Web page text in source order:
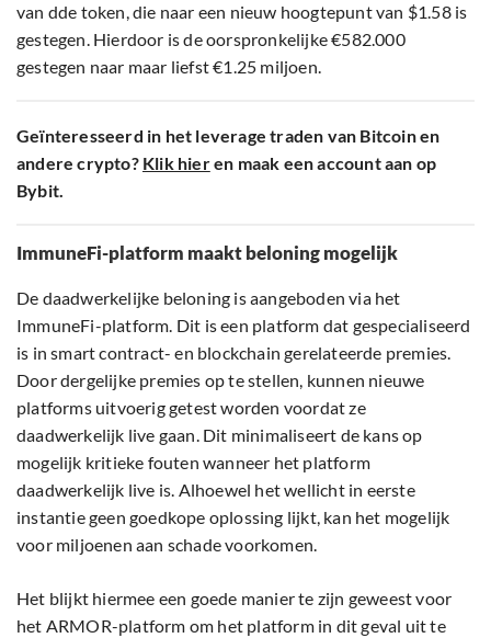
van dde token, die naar een nieuw hoogtepunt van $1.58 is
gestegen. Hierdoor is de oorspronkelijke €582.000
gestegen naar maar liefst €1.25 miljoen.
Geïnteresseerd in het leverage traden van Bitcoin en
andere crypto? Klik hieren maak een account aan op
Bybit.
ImmuneFi-platform maakt beloning mogelijk
De daadwerkelijke beloning is aangeboden via het
ImmuneFi-platform. Dit is een platform dat gespecialiseerd
is in smart contract- en blockchain gerelateerde premies.
Door dergelijke premies op te stellen, kunnen nieuwe
platforms uitvoerig getest worden voordat ze
daadwerkelijk live gaan. Dit minimaliseert de kans op
mogelijk kritieke fouten wanneer het platform
daadwerkelijk live is. Alhoewel het wellicht in eerste
instantie geen goedkope oplossing lijkt, kan het mogelijk
voor miljoenen aan schade voorkomen.
Het blijkt hiermee een goede manier te zijn geweest voor
het ARMOR-platform om het platform in dit geval uit te